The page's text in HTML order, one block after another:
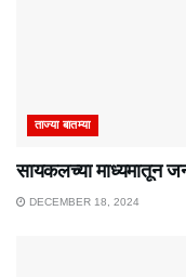
ताज्या बातम्या
सायकलच्या माध्यमातून
DECEMBER 18, 2024